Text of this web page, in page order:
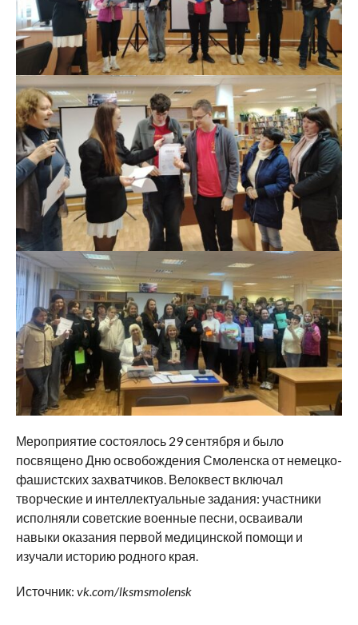
Мероприятие состоялось 29 сентября и было
посвящено Дню освобождения Смоленска от немецко-
фашистских захватчиков. Велоквест включал
творческие и интеллектуальные задания: участники
исполняли советские военные песни, осваивали
навыки оказания первой медицинской помощи и
изучали историю родного края.
Источник: vk.com/lksmsmolensk